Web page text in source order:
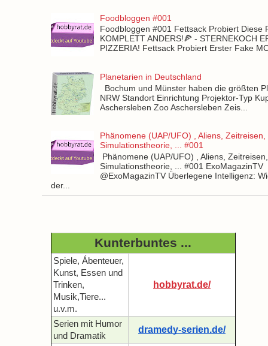
Foodbloggen #001
Foodbloggen #001 Fettsack Probiert Diese
KOMPLETT ANDERS!🍕 - STERNEKOCH
PIZZERIA! Fettsack Probiert Erster Fake
Planetarien in Deutschland
Bochum und Münster haben die größten
NRW Standort Einrichtung Projektor-Typ
Aschersleben Zoo Aschersleben Zeis...
Phänomene (UAP/UFO) , Aliens, Zeitreisen,
Simulationstheorie, ... #001
Phänomene (UAP/UFO) , Aliens, Zeitreisen,
Simulationstheorie, ... #001 ExoMagazinTV
@ExoMagazinTV Überlegene Intelligenz:
der...
Kunterbuntes ...
Spiele, Ábenteuer,
Kunst, Essen und
Trinken,
Musik,Tiere...
u.v.m.
hobbyrat.de/
Serien mit Humor
und Dramatik
dramedy-serien.de/